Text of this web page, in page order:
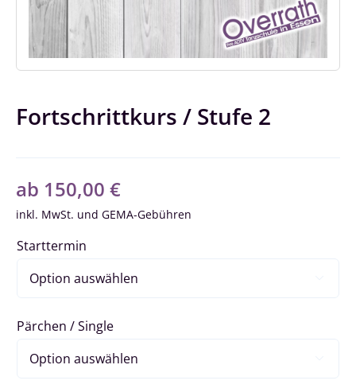
Fortschrittkurs / Stufe 2
ab 150,00 €
inkl. MwSt.
Starttermin
Pärchen / Single